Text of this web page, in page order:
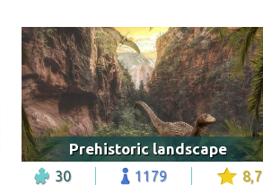
Prehistoric landscape
30 1179 8,7